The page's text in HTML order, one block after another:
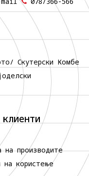
Скутерски Комбе
на производите
на користење